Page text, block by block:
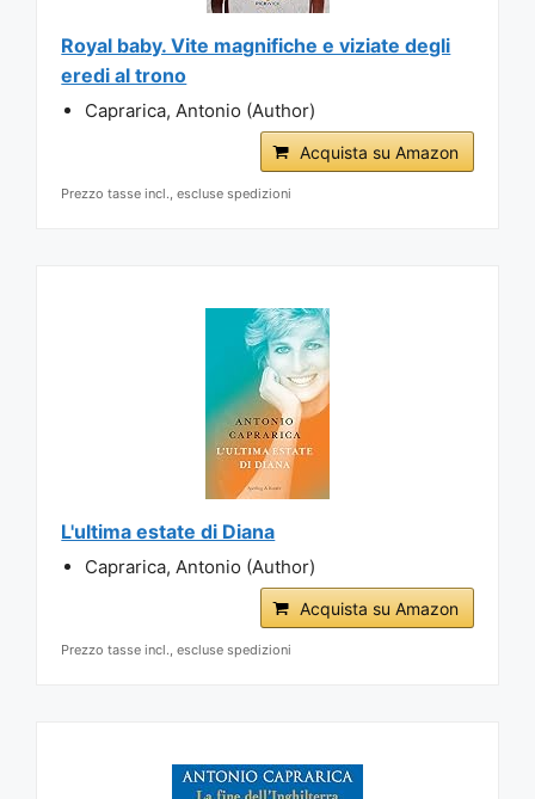
Royal baby. Vite magnifiche e viziate degli
eredi al trono
Caprarica, Antonio (Author)
Acquista su Amazon
Prezzo tasse incl., escluse spedizioni
L'ultima estate di Diana
Caprarica, Antonio (Author)
Acquista su Amazon
Prezzo tasse incl., escluse spedizioni